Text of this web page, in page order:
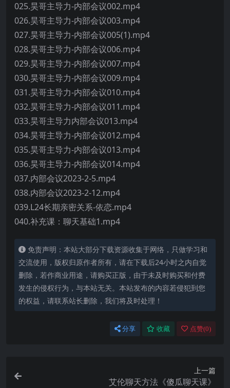
025.昊哥主导力-内部会议002.mp4
026.昊哥主导力-内部会议003.mp4
027.昊哥主导力-内部会议005(1).mp4
028.昊哥主导力-内部会议006.mp4
029.昊哥主导力-内部会议007.mp4
030.昊哥主导力-内部会议009.mp4
031.昊哥主导力-内部会议010.mp4
032.昊哥主导力-内部会议011.mp4
033.昊哥主导力内部会议013.mp4
034.昊哥主导力-内部会议012.mp4
035.昊哥主导力-内部会议013.mp4
036.昊哥主导力-内部会议014.mp4
037.内部会议2023-2-5.mp4
038.内部会议2023-2-12.mp4
039.L24长期亲密关系-依恋.mp4
040.补充课：聊天基础1.mp4
免责声明：本站大部分下载资源收集于网络，只做学习和
交流使用，版权归原作者所有，请在下载后24小时之内自觉
删除，若作商业用途，请购买正版，由于未及时购买和付费
发生的侵权行为，与本站无关。本站发布的内容若侵犯到您
的权益，请联系站长删除，我们将及时处理！
分享 收藏 点赞(0)
上一篇
艾伦聊天方法《傻瓜聊天课》